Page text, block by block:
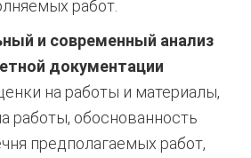
работ.
и современный анализ
документации
на работы и материалы,
работы, обоснованность
предполагаемых работ,